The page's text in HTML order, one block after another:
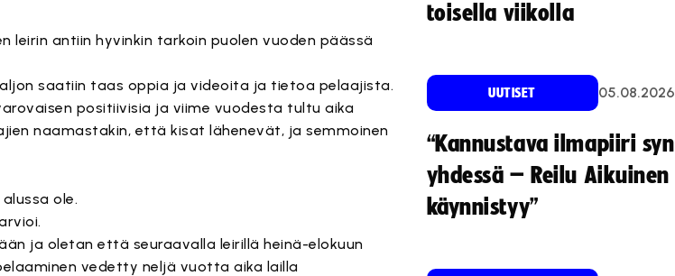
leirin antiin hyvinkin tarkoin puolen vuoden päässä
saatiin taas oppia ja videoita ja tietoa pelaajista.
positiivisia ja viime vuodesta tultu aika
naamastakin, että kisat lähenevät, ja semmoinen
ole.
ja oletan että seuraavalla leirillä heinä-elokuun
vedetty neljä vuotta aika lailla
toisella viikolla
UUTISET 05.08.2026
“Kannustava ilmapiiri
yhdessä – Reilu
käynnistyy”